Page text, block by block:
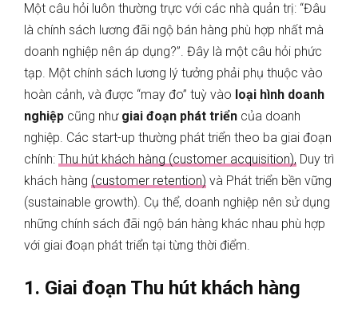
Một câu hỏi luôn thường trực với các nhà quản trị: “Đâu
là chính sách lương đãi ngộ bán hàng phù hợp nhất mà
doanh nghiệp nên áp dụng?”. Đây là một câu hỏi phức
tạp. Một chính sách lương lý tưởng phải phụ thuộc vào
hoàn cảnh, và được “may đo” tuỳ vào loại hình doanh
nghiệp cũng như giai đoạn phát triển của doanh
nghiệp. Các start-up thường phát triển theo ba giai đoạn
chính: Thu hút khách hàng (customer acquisition), Duy trì
khách hàng (customer retention) và Phát triển bền vững
(sustainable growth). Cụ thể, doanh nghiệp nên sử dụng
những chính sách đãi ngộ bán hàng khác nhau phù hợp
với giai đoạn phát triển tại từng thời điểm.
1. Giai đoạn Thu hút khách hàng